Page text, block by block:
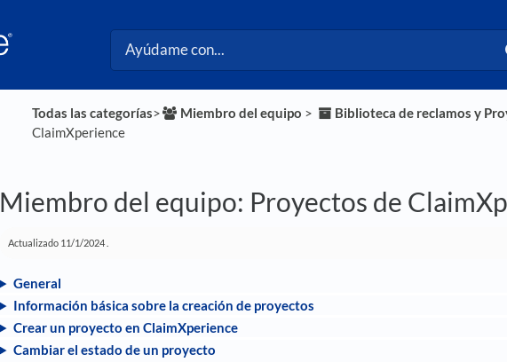
Todas las categorías​>​ ​Miembro del equipo ​ > ​ ​Biblioteca de reclamos y
ClaimXperience
Miembro del equipo: Proyectos de
Actualizado 11/1/2024
General
Información básica sobre la creación de proyectos
Crear un proyecto en ClaimXperience
Cambiar el estado de un proyecto